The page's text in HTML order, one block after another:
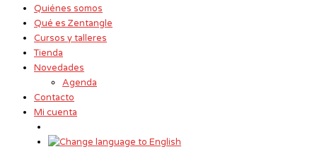
Quiénes somos
Qué es Zentangle
Cursos y talleres
Tienda
Novedades
Agenda
Contacto
Mi cuenta